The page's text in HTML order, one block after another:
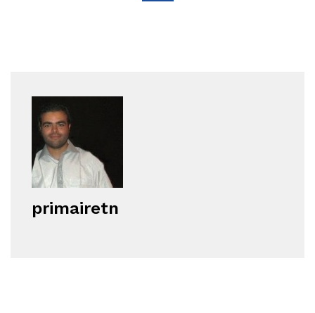
primairetn